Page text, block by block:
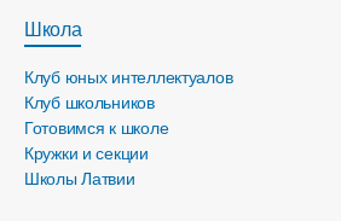
Школа
Клуб юных интеллектуалов
Клуб школьников
Готовимся к школе
Кружки и секции
Школы Латвии